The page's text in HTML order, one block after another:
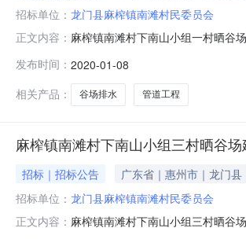
招标单位： 龙门县麻榨镇南滩村民委员会
正文内容： 麻榨镇南滩村下南山小组一村晒谷
如下：一、直接发包工程概况1、
下南山村小组4、工程造价：79004.
发布时间： 2020-01-08
相关产品：
谷场排水 管道工程
麻榨镇南滩村下南山小组三村晒谷
招标｜招标公告 广东省｜惠州市｜龙门县
招标单位： 龙门县麻榨镇南滩村民委员会
正文内容： 麻榨镇南滩村下南山小组三村晒谷